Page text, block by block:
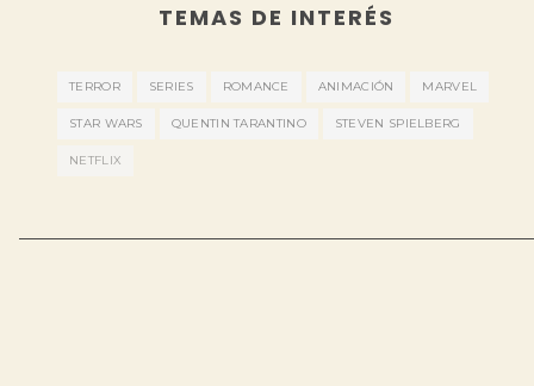
TEMAS DE INTERÉS
TERROR SERIES ROMANCE ANIMACIÓN MARVEL
STAR WARS QUENTIN TARANTINO STEVEN SPIELBERG
NETFLIX